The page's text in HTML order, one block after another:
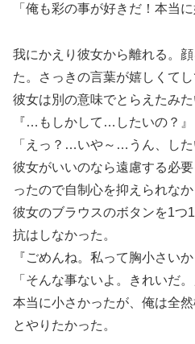
「俺も彩の事が好きだ！本当
我にかえり彼女から離れる。
た。さっきの言葉が嬉しくて
彼女は別の意味でとらえたみた
『…もしかして…したいの？』
「えっ？…いや～…うん、した
彼女がいいのなら遠慮する必
ったので自制心を抑えられなか
彼女のブラウスのボタンを1つ
抗はしなかった。
『ごめんね。私って胸小さい
「そんな事ないよ。きれいだ。
本当に小さかったが、俺は全
とやりたかった。